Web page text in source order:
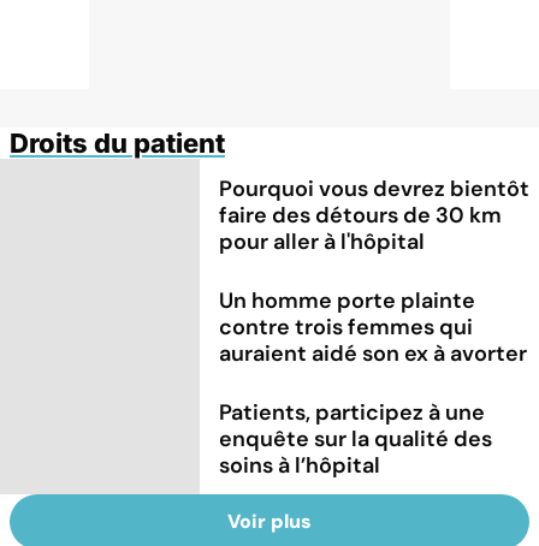
Droits du patient
Pourquoi vous devrez bientôt
faire des détours de 30 km
pour aller à l'hôpital
Un homme porte plainte
contre trois femmes qui
auraient aidé son ex à avorter
Patients, participez à une
enquête sur la qualité des
soins à l’hôpital
Voir plus